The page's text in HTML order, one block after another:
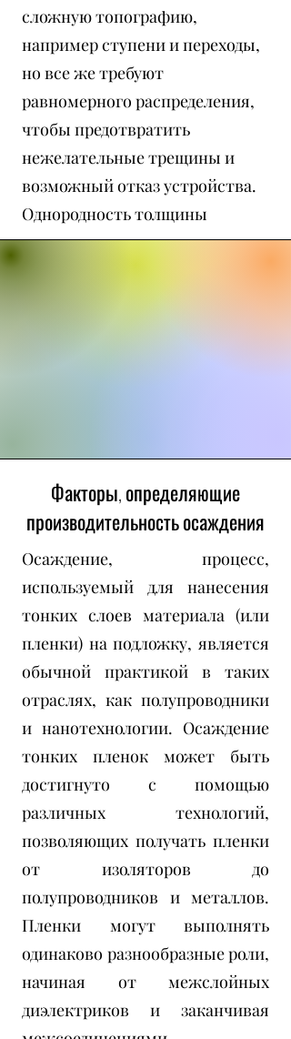
сложную топографию,
например ступени и переходы,
но все же требуют
равномерного распределения,
чтобы предотвратить
нежелательные трещины и
возможный отказ устройства.
Однородность толщины
является ключевым моментом,
воздействий, как искажение
деградации.
Факторы, определяющие
производительность осаждения
Осаждение, процесс,
используемый для нанесения
тонких слоев материала (или
пленки) на подложку, является
обычной практикой в таких
отраслях, как полупроводники
и нанотехнологии. Осаждение
тонких пленок может быть
достигнуто с помощью
различных технологий,
позволяющих получать пленки
от изоляторов до
полупроводников и металлов.
Пленки могут выполнять
одинаково разнообразные роли,
начиная от межслойных
диэлектриков и заканчивая